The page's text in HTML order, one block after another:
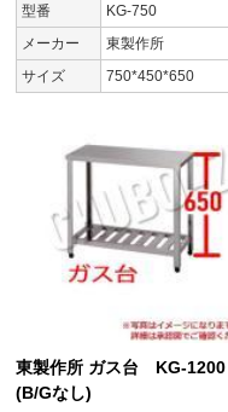
型番
KG-750
メーカー
東製作所
サイズ
750*450*650
東製作所 ガス台 KG-1200
(B/Gなし)